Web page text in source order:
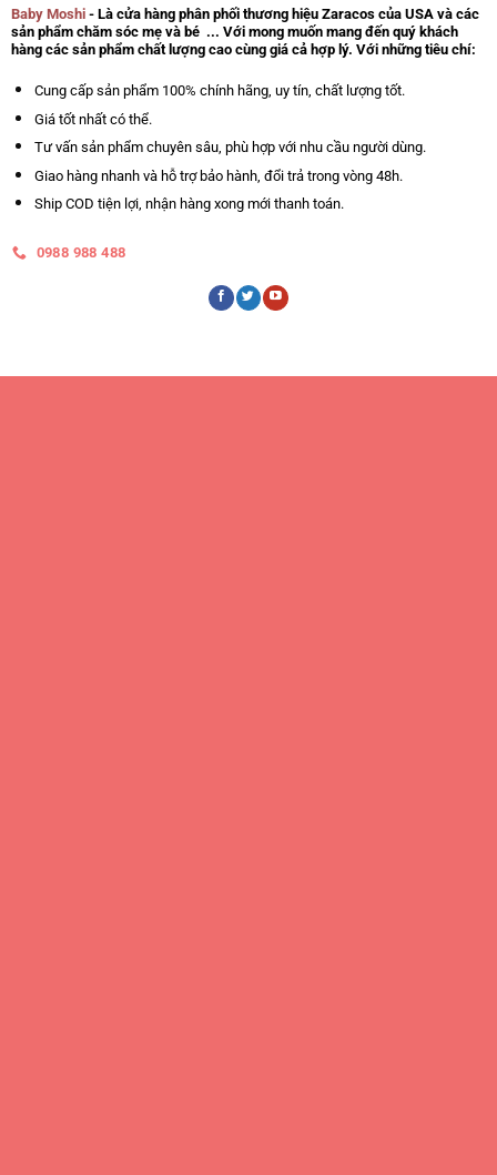
Baby Moshi- Là cửa hàng phân phối thương hiệu Zaracos của USA và các
sản phẩm chăm sóc mẹ và bé ... Với mong muốn mang đến quý khách
hàng các sản phẩm chất lượng cao cùng giá cả hợp lý. Với những tiêu chí:
Cung cấp sản phẩm 100% chính hãng, uy tín, chất lượng tốt.
Giá tốt nhất có thể.
Tư vấn sản phẩm chuyên sâu, phù hợp với nhu cầu người dùng.
Giao hàng nhanh và hỗ trợ bảo hành, đổi trả trong vòng 48h.
Ship COD tiện lợi, nhận hàng xong mới thanh toán.
0988 988 488